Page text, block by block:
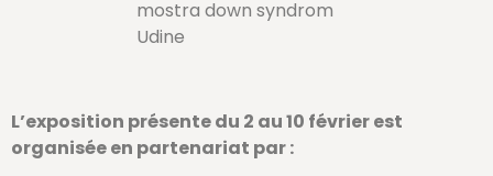
L’exposition présente du 2 au 10 février est
organisée en partenariat par :